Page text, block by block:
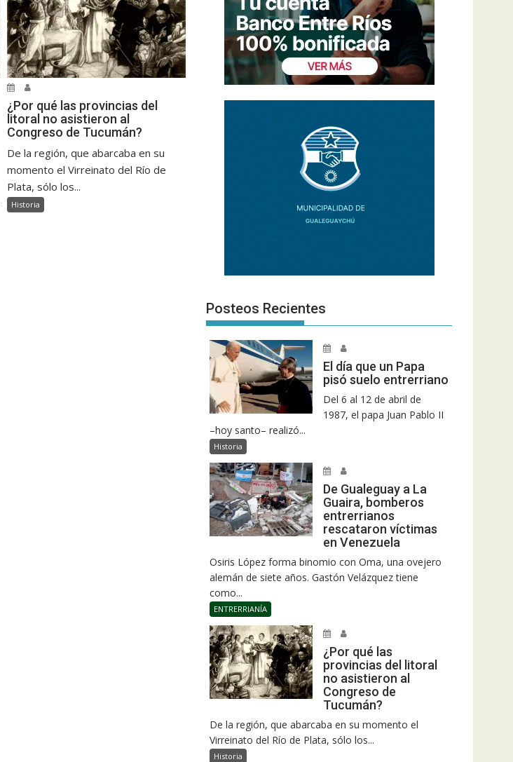
¿Por qué las provincias del
litoral no asistieron al
Congreso de Tucumán?
De la región, que abarcaba en su
momento el Virreinato del Río de
Plata, sólo los...
Historia
Posteos Recientes
El día que un Papa
pisó suelo entrerriano
Del 6 al 12 de abril de
1987, el papa Juan Pablo II
–hoy santo– realizó...
Historia
De Gualeguay a La
Guaira, bomberos
entrerrianos
rescataron víctimas
en Venezuela
Osiris López forma binomio con Oma, una ovejero
alemán de siete años. Gastón Velázquez tiene
como...
ENTRERRIANÍA
¿Por qué las
provincias del litoral
no asistieron al
Congreso de
Tucumán?
De la región, que abarcaba en su momento el
Virreinato del Río de Plata, sólo los...
Historia